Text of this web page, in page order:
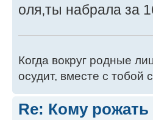
оля,ты набрала за
Когда вокруг родные
осудит, вместе с тобой
Re: Кому